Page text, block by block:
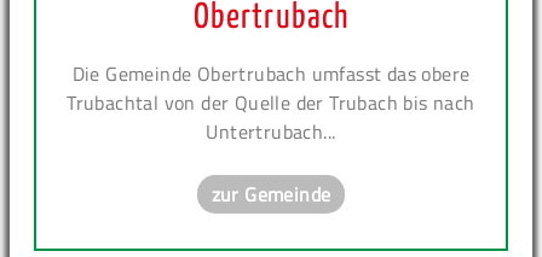
Obertrubach
Die Gemeinde Obertrubach umfasst das obere
Trubachtal von der Quelle der Trubach bis nach
Untertrubach...
zur Gemeinde